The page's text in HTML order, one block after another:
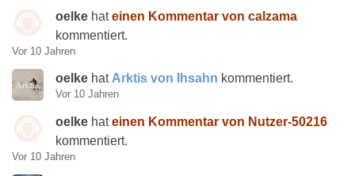
oelke hateinen Kommentar von calzama
kommentiert.
Vor 10 Jahren
oelke hat Arktis von Ihsahn kommentiert.
Vor 10 Jahren
oelke hateinen Kommentar von Nutzer-50216
kommentiert.
Vor 10 Jahren